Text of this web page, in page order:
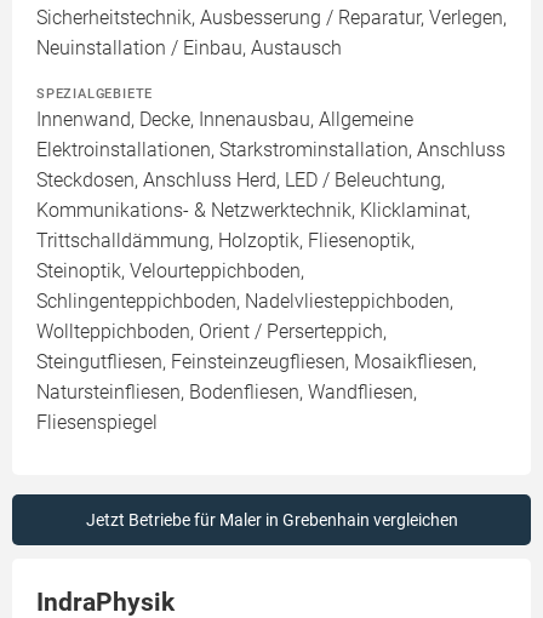
Sicherheitstechnik, Ausbesserung / Reparatur, Verlegen,
Neuinstallation / Einbau, Austausch
SPEZIALGEBIETE
Innenwand, Decke, Innenausbau, Allgemeine
Elektroinstallationen, Starkstrominstallation, Anschluss
Steckdosen, Anschluss Herd, LED / Beleuchtung,
Kommunikations- & Netzwerktechnik, Klicklaminat,
Trittschalldämmung, Holzoptik, Fliesenoptik,
Steinoptik, Velourteppichboden,
Schlingenteppichboden, Nadelvliesteppichboden,
Wollteppichboden, Orient / Perserteppich,
Steingutfliesen, Feinsteinzeugfliesen, Mosaikfliesen,
Natursteinfliesen, Bodenfliesen, Wandfliesen,
Fliesenspiegel
Jetzt Betriebe für Maler in Grebenhain vergleichen
IndraPhysik